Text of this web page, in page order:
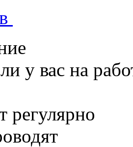
у вас на
регулярно